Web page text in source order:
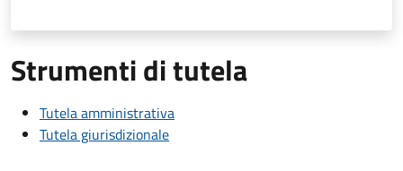
Strumenti di tutela
Tutela amministrativa
Tutela giurisdizionale